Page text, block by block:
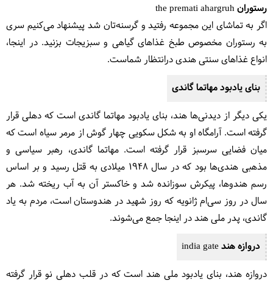
رستوران the premati ahargruh
اگر به تماشای این مجموعه رفتید و گرسنه‌تان شد پیشنهاد می‌کنیم سری
به رستوران مخصوص طبخ غذاهای گیاهی و سبزیجات بزنید. در اینجا،
انواع غذاهای سنتی هندی درانتظار شماست.
بنای یادبود مهاتما گاندی
یکی دیگر از دیدنی‌ها هند، بنای یادبود مهاتما گاندی است که دهلی قرار
گرفته است. آرامگاه او به شکل سکویی چهار گوش از مرمر سیاه است که
میان فضایی سرسبز قرار گرفته است. مهاتما گاندی، رهبر سیاسی و
مذهبی هندی‌ها بود که در سال ۱۹۴۸ میلادی به قتل رسید و بر اساس
رسم هندوها، پیکرش سوزانده شد و خاکستر آن به آب ریخته شد. هر
سال در روز سی‌ام ژانویه که روز شهید در هندوستان است، مردم به یاد
گاندی، پدر ملی هند در اینجا جمع می‌شوند.
دروازه هند india gate
دروازه هند، بنای یادبود ملی هند است که در قلب دهلی نو قرار گرفته